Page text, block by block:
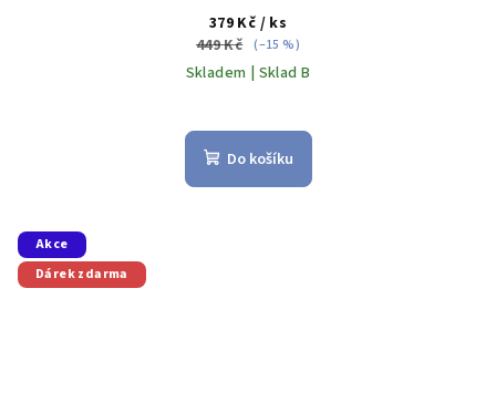
379 Kč / ks
449 Kč (–15 %)
Skladem | Sklad B
Do košíku
Akce
Dárek zdarma